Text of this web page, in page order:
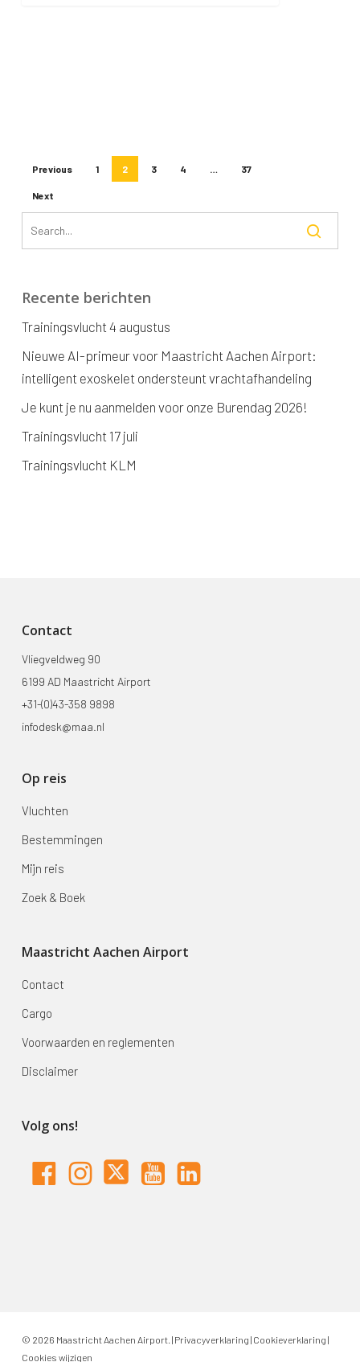
Previous 1 2 3 4 … 37
Next
Recente berichten
Trainingsvlucht 4 augustus
Nieuwe AI-primeur voor Maastricht Aachen Airport:
intelligent exoskelet ondersteunt vrachtafhandeling
Je kunt je nu aanmelden voor onze Burendag 2026!
Trainingsvlucht 17 juli
Trainingsvlucht KLM
Contact
Vliegveldweg 90
6199 AD Maastricht Airport
+31-(0)43-358 9898
infodesk@maa.nl
Op reis
Vluchten
Bestemmingen
Mijn reis
Zoek & Boek
Maastricht Aachen Airport
Contact
Cargo
Voorwaarden en reglementen
Disclaimer
Volg ons!
© 2026 Maastricht Aachen Airport. |Privacyverklaring | Cookieverklaring |
Cookies wijzigen